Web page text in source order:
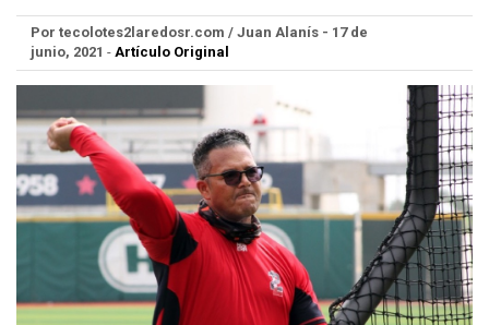
Por tecolotes2laredosr.com / Juan Alanís - 17 de
junio, 2021 - Artículo Original